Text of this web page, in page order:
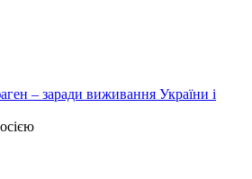
– заради виживання України і